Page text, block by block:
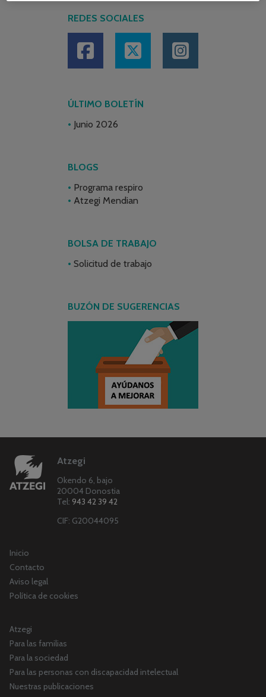
REDES SOCIALES
ÚLTIMO BOLETÍN
Junio 2026
BLOGS
Programa respiro
Atzegi Mendian
BOLSA DE TRABAJO
Solicitud de trabajo
BUZÓN DE SUGERENCIAS
Atzegi
Okendo 6, bajo
20004 Donostia
Tel: 943 42 39 42
CIF: G20044095
Inicio
Contacto
Aviso legal
Política de cookies
Atzegi
Para las familias
Para la sociedad
Para las personas con discapacidad intelectual
Nuestras publicaciones